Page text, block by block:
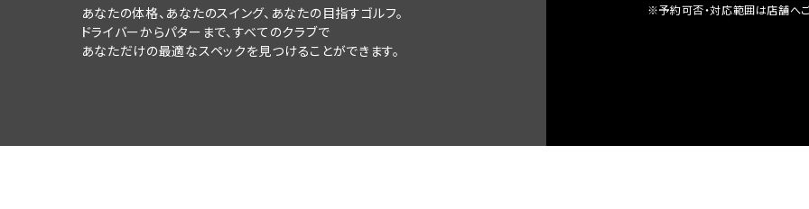
あなたの体格、あなたのスイング、 あなたの目指すゴルフ。
ドライバーからパターまで、すべてのクラブで
あなただけの最適なスペックを見つけることができます。
※予約可否・対応範囲は店舗へ